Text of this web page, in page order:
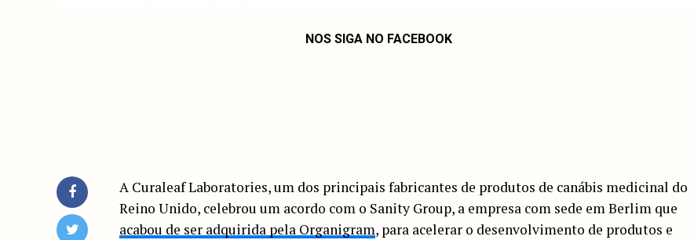
NOS SIGA NO FACEBOOK
A Curaleaf Laboratories, um dos principais fabricantes de produtos de canábis medicinal do
Reino Unido, celebrou um acordo com o Sanity Group, a empresa com sede em Berlim que
acabou de ser adquirida pela Organigram, para acelerar o desenvolvimento de produtos e